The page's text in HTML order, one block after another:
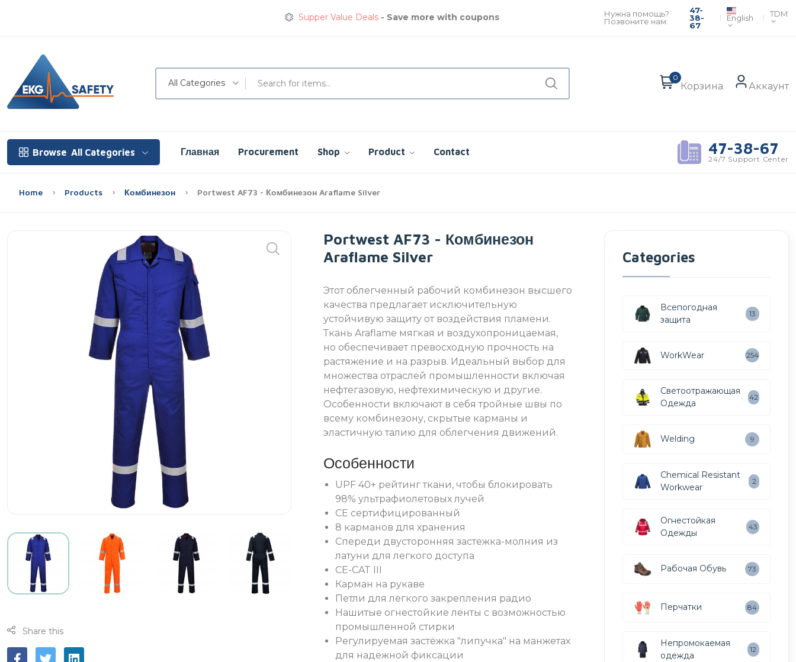
Supper Value Deals - Save more with coupons
Нужна помощь?
Позвоните нам:
47-
38-
67
English TDM
All Categories
0
Корзина Аккаунт
Browse All Categories Главная Procurement Shop Product Contact 47-38-67
24/7 Support Center
Home Products Комбинезон Portwest AF73 - Комбинезон Araflame Silver
Share this
Portwest AF73 - Комбинезон
Araflame Silver
Этот облегченный рабочий комбинезон высшего
качества предлагает исключительную
устойчивую защиту от воздействия пламени.
Ткань Araflame мягкая и воздухопроницаемая,
но обеспечивает превосходную прочность на
растяжение и на разрыв. Идеальный выбор для
множества отраслей промышленности включая
нефтегазовую, нефтехимическую и другие.
Особенности включают в себя тройные швы по
всему комбинезону, скрытые карманы и
эластичную талию для облегчения движений.
Особенности
UPF 40+ рейтинг ткани, чтобы блокировать
98% ультрафиолетовых лучей
CE сертифицированный
8 карманов для хранения
Спереди двусторонняя застежка-молния из
латуни для легкого доступа
CE-CAT III
Карман на рукаве
Петли для легкого закрепления радио
Нашитые огнестойкие ленты с возможностью
промышленной стирки
Регулируемая застёжка "липучка" на манжетах
для надежной фиксации
Categories
Всепогодная
защита
13
WorkWear 254
Светоотражающая
Одежда
42
Welding 9
Chemical Resistant
Workwear
2
Огнестойкая
Одежды
43
Рабочая Обувь 73
Перчатки 84
Непромокаемая
одежда
12